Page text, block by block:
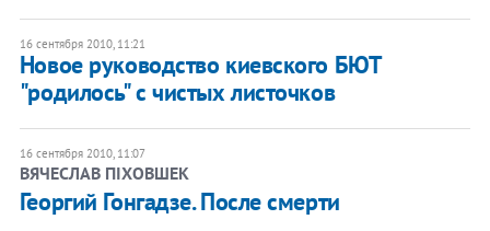
16 сентября 2010, 11:21
Новое руководство киевского БЮТ
"родилось" с чистых листочков
16 сентября 2010, 11:07
ВЯЧЕСЛАВ ПІХОВШЕК
​Георгий Гонгадзе. После смерти